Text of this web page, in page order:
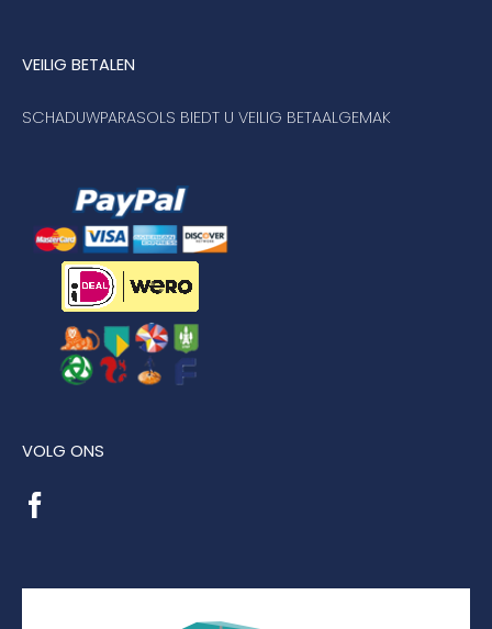
VEILIG BETALEN
SCHADUWPARASOLS BIEDT U VEILIG BETAALGEMAK
VOLG ONS